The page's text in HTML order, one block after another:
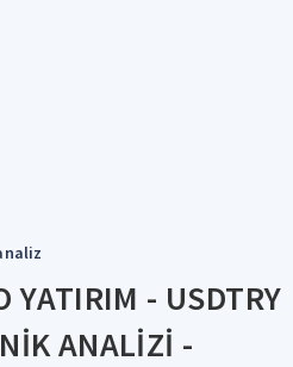
YATIRIM - USDTRY
ANALİZİ -